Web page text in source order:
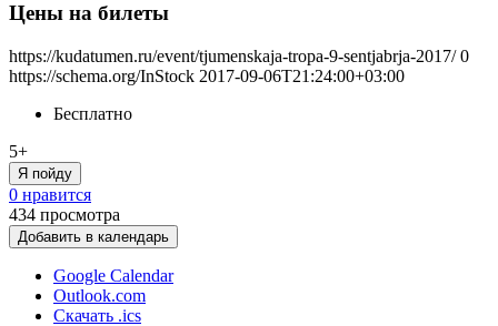
Цены на билеты
https://kudatumen.ru/event/tjumenskaja-tropa-9-sentjabrja-2017/ 0
https://schema.org/InStock 2017-09-06T21:24:00+03:00
Бесплатно
5+
Я пойду
0 нравится
434 просмотра
Добавить в календарь
Google Calendar
Outlook.com
Скачать .ics